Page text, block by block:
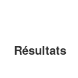
Résultats